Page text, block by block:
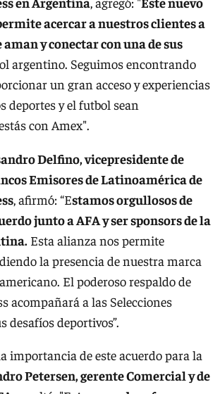
acercar a nuestros clientes a
y conectar con una de sus
argentino. Seguimos encontrando
un gran acceso y experiencias
deportes y el futbol sean
con Amex".
Delfino, vicepresidente de
Emisores de Latinoamérica de
, afirmó: “Estamos orgullosos de
junto a AFA y ser sponsors de la
Esta alianza nos permite
la presencia de nuestra marca
El poderoso respaldo de
acompañará a las Selecciones
desafíos deportivos”.
importancia de este acuerdo para la
Petersen, gerente Comercial y de